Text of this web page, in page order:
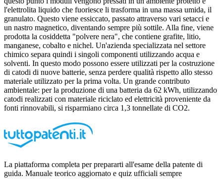
l'elettrolita liquido che fuoriesce li trasforma in una massa umida, il
granulato. Questo viene essiccato, passato attraverso vari setacci e
un nastro magnetico, diventando sempre più sottile. Alla fine, viene
prodotta la cosiddetta "polvere nera", che contiene grafite, litio,
manganese, cobalto e nichel. Un'azienda specializzata nel settore
chimico separa quindi i singoli componenti utilizzando acqua e
solventi. In questo modo possono essere utilizzati per la costruzione
di catodi di nuove batterie, senza perdere qualità rispetto allo stesso
materiale utilizzato per la prima volta. Un grande contributo
ambientale: per la produzione di una batteria da 62 kWh, utilizzando
catodi realizzati con materiale riciclato ed elettricità proveniente da
fonti rinnovabili, si risparmiano circa 1,3 tonnellate di CO2.
La piattaforma completa per prepararti all'esame della patente di
guida. Manuale teorico aggiornato e quiz ufficiali sempre